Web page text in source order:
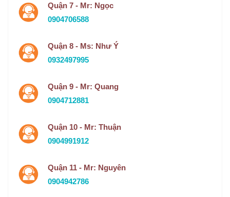
Quận 7 - Mr: Ngọc
0904706588
Quận 8 - Ms: Như Ý
0932497995
Quận 9 - Mr: Quang
0904712881
Quận 10 - Mr: Thuận
0904991912
Quận 11 - Mr: Nguyên
0904942786